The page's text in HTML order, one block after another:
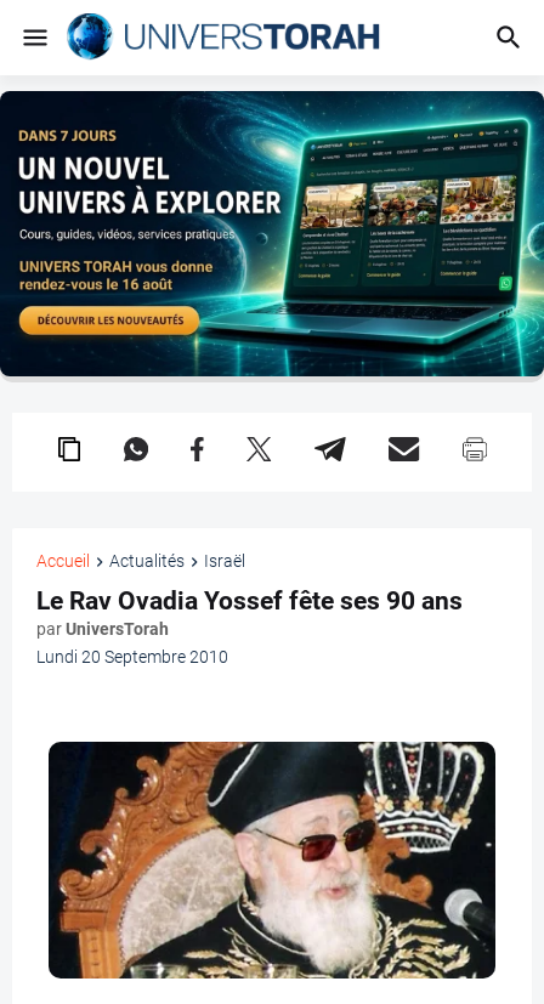
Accueil Actualités Israël
Le Rav Ovadia Yossef fête ses 90 ans
parUniversTorah
Lundi 20 Septembre 2010